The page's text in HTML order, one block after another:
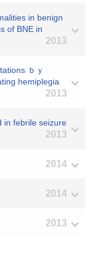
in benign
of BNE in
2013
ｂｙ
hemiplegia
2013
in febrile seizure
2013
2014
2014
2013